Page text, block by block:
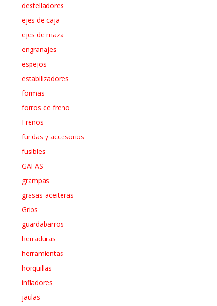
destelladores
ejes de caja
ejes de maza
engranajes
espejos
estabilizadores
formas
forros de freno
Frenos
fundas y accesorios
fusibles
GAFAS
grampas
grasas-aceiteras
Grips
guardabarros
herraduras
herramientas
horquillas
infladores
jaulas